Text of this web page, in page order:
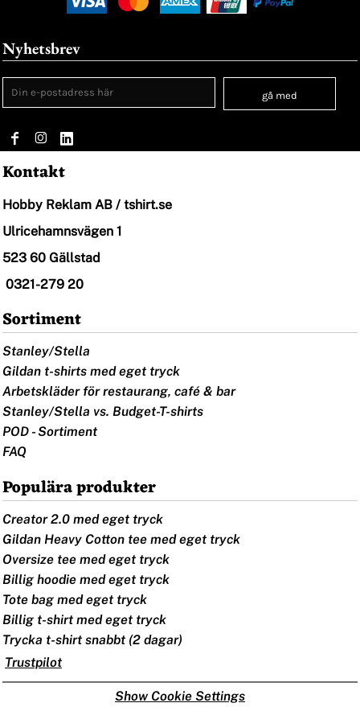
Nyhetsbrev
gå med
Kontakt
Hobby Reklam AB / tshirt.se
Ulricehamnsvägen 1
523 60 Gällstad
0321-279 20
Sortiment
Stanley/Stella
Gildan t-shirts med eget tryck
Arbetskläder för restaurang, café & bar
Stanley/Stella vs. Budget-T-shirts
POD - Sortiment
FAQ
Populära produkter
Creator 2.0 med eget tryck
Gildan Heavy Cotton tee med eget tryck
Oversize tee med eget tryck
Billig hoodie med eget tryck
Tote bag med eget tryck
Billig t-shirt med eget tryck
Trycka t-shirt snabbt (2 dagar)
Trustpilot
Show Cookie Settings